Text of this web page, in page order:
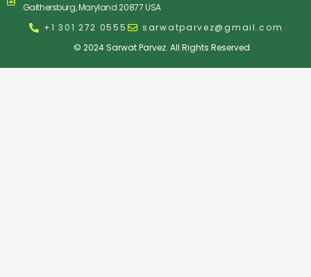
© 2024 Sarwat Parvez. All Rights Reserved.
+1 301 272 0555 sarwatparvez@gmail.com
Gaithersburg, Maryland 20877 USA